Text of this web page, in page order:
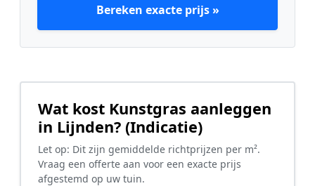
Bereken exacte prijs »
Wat kost Kunstgras aanleggen
in Lijnden? (Indicatie)
Let op: Dit zijn gemiddelde richtprijzen per m².
Vraag een offerte aan voor een exacte prijs
afgestemd op uw tuin.